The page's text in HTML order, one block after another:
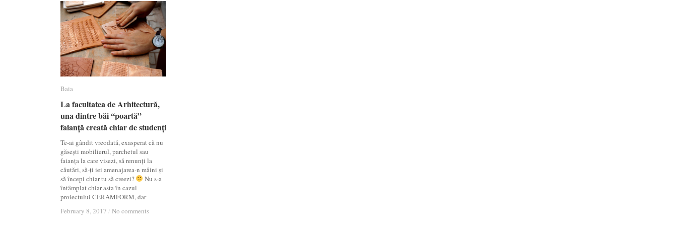
Baia
La facultatea de Arhitectură,
una dintre băi “poartă”
faianță creată chiar de studenți
Te-ai gândit vreodată, exasperat că nu
găsești mobilierul, parchetul sau
faianța la care visezi, să renunți la
căutări, să-ți iei amenajarea-n mâini și
să începi chiar tu să creezi?
Nu s-a
întâmplat chiar asta în cazul
proiectului CERAMFORM, dar
February 8, 2017 / No comments
Baia
La facultatea de Arhitectură,
una dintre băi “poartă”
faianță creată chiar de studenți
February 8, 2017 / No comments